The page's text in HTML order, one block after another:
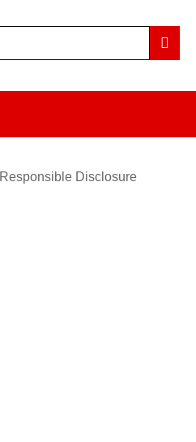
Responsible Disclosure